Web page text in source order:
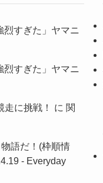
すぎた」ヤマニ
すぎた」ヤマニ
に挑戦！ に 関
語だ！(枠順情
- Everyday